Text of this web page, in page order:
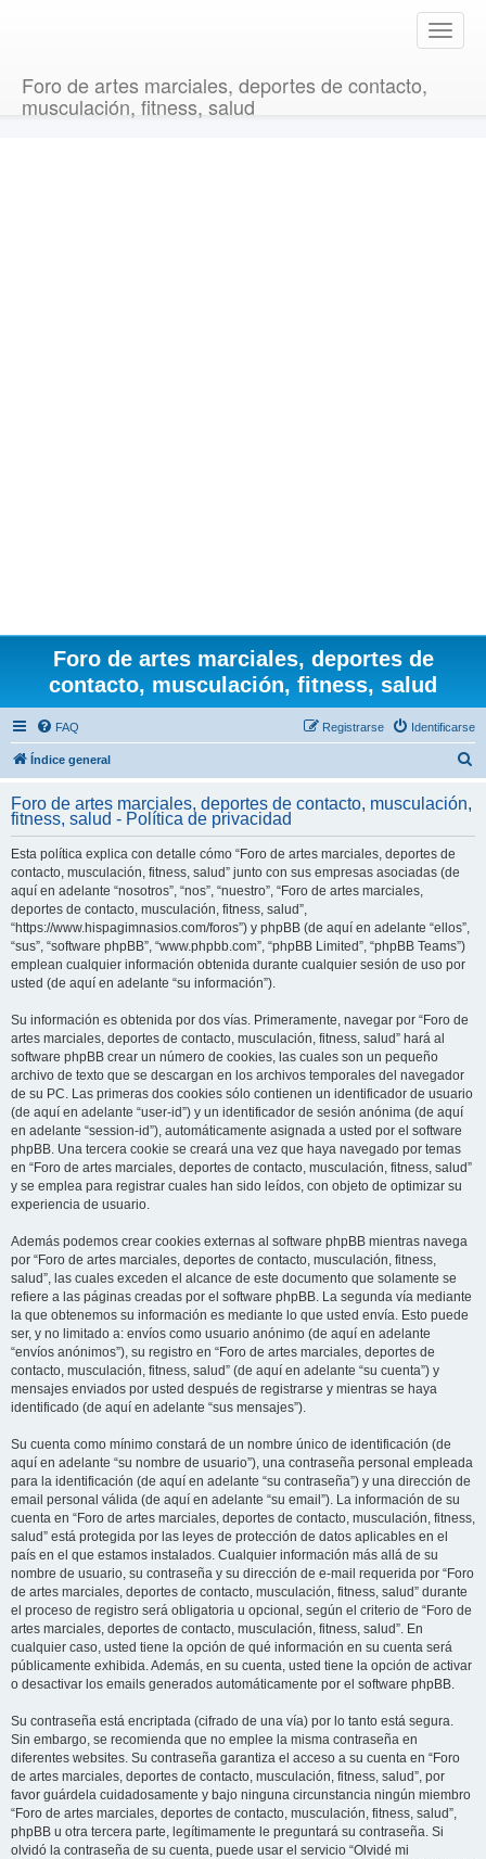
T
o
Foro de artes marciales, deportes de contacto,
musculación, fitness, salud
Foro de artes marciales, deportes de
contacto, musculación, fitness, salud
FAQ Identificarse
Registrarse
Índice general
c
Foro de artes marciales, deportes de contacto, musculación,
fitness, salud - Política de privacidad
Esta política explica con detalle cómo “Foro de artes marciales, deportes de
contacto, musculación, fitness, salud” junto con sus empresas asociadas (de
aquí en adelante “nosotros”, “nos”, “nuestro”, “Foro de artes marciales,
deportes de contacto, musculación, fitness, salud”,
“https://www.hispagimnasios.com/foros”) y phpBB (de aquí en adelante “ellos”,
“sus”, “software phpBB”, “www.phpbb.com”, “phpBB Limited”, “phpBB Teams”)
emplean cualquier información obtenida durante cualquier sesión de uso por
usted (de aquí en adelante “su información”).
Su información es obtenida por dos vías. Primeramente, navegar por “Foro de
artes marciales, deportes de contacto, musculación, fitness, salud” hará al
software phpBB crear un número de cookies, las cuales son un pequeño
archivo de texto que se descargan en los archivos temporales del navegador
de su PC. Las primeras dos cookies sólo contienen un identificador de usuario
(de aquí en adelante “user-id”) y un identificador de sesión anónima (de aquí
en adelante “session-id”), automáticamente asignada a usted por el software
phpBB. Una tercera cookie se creará una vez que haya navegado por temas
en “Foro de artes marciales, deportes de contacto, musculación, fitness, salud”
y se emplea para registrar cuales han sido leídos, con objeto de optimizar su
experiencia de usuario.
Además podemos crear cookies externas al software phpBB mientras navega
por “Foro de artes marciales, deportes de contacto, musculación, fitness,
salud”, las cuales exceden el alcance de este documento que solamente se
refiere a las páginas creadas por el software phpBB. La segunda vía mediante
la que obtenemos su información es mediante lo que usted envía. Esto puede
ser, y no limitado a: envíos como usuario anónimo (de aquí en adelante
“envíos anónimos”), su registro en “Foro de artes marciales, deportes de
contacto, musculación, fitness, salud” (de aquí en adelante “su cuenta”) y
mensajes enviados por usted después de registrarse y mientras se haya
identificado (de aquí en adelante “sus mensajes”).
Su cuenta como mínimo constará de un nombre único de identificación (de
aquí en adelante “su nombre de usuario”), una contraseña personal empleada
para la identificación (de aquí en adelante “su contraseña”) y una dirección de
email personal válida (de aquí en adelante “su email”). La información de su
cuenta en “Foro de artes marciales, deportes de contacto, musculación, fitness,
salud” está protegida por las leyes de protección de datos aplicables en el
país en el que estamos instalados. Cualquier información más allá de su
nombre de usuario, su contraseña y su dirección de e-mail requerida por “Foro
de artes marciales, deportes de contacto, musculación, fitness, salud” durante
el proceso de registro será obligatoria u opcional, según el criterio de “Foro de
artes marciales, deportes de contacto, musculación, fitness, salud”. En
cualquier caso, usted tiene la opción de qué información en su cuenta será
públicamente exhibida. Además, en su cuenta, usted tiene la opción de activar
o desactivar los emails generados automáticamente por el software phpBB.
Su contraseña está encriptada (cifrado de una vía) por lo tanto está segura.
Sin embargo, se recomienda que no emplee la misma contraseña en
diferentes websites. Su contraseña garantiza el acceso a su cuenta en “Foro
de artes marciales, deportes de contacto, musculación, fitness, salud”, por
favor guárdela cuidadosamente y bajo ninguna circunstancia ningún miembro
“Foro de artes marciales, deportes de contacto, musculación, fitness, salud”,
phpBB u otra tercera parte, legítimamente le preguntará su contraseña. Si
olvidó la contraseña de su cuenta, puede usar el servicio “Olvidé mi